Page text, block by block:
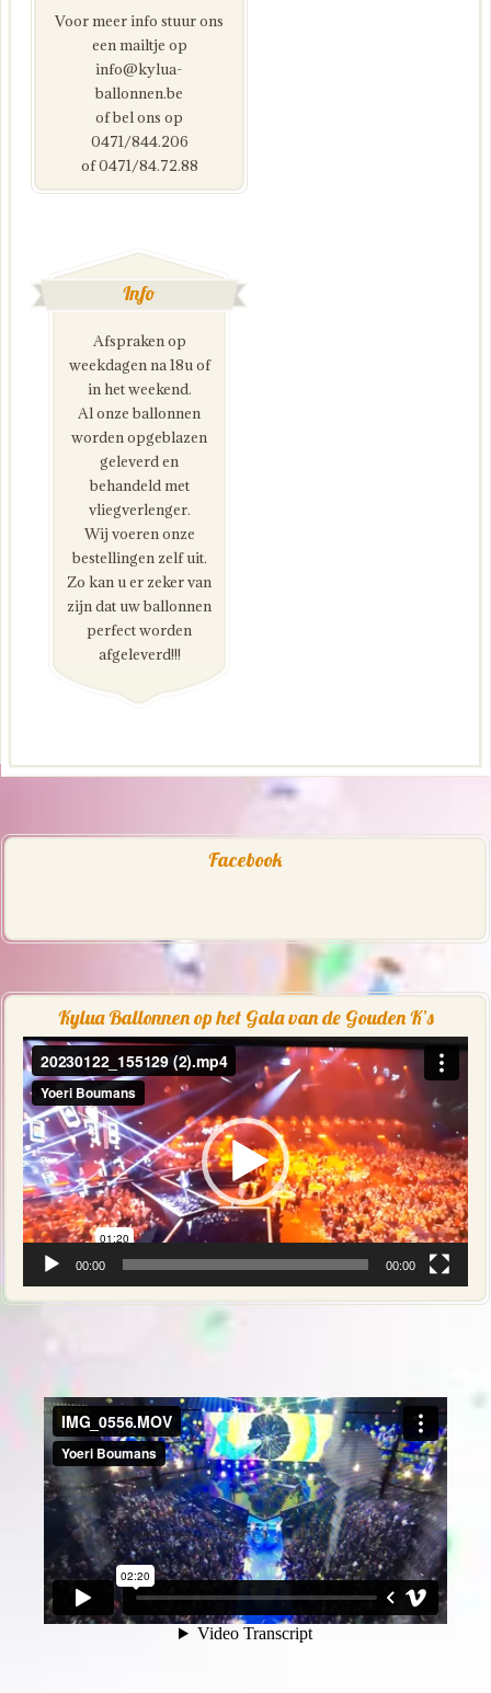
Voor meer info stuur ons
een mailtje op
info@kylua-
ballonnen.be
of bel ons op
0471/844.206
of 0471/84.72.88
Info
Afspraken op
weekdagen na 18u of
in het weekend.
Al onze ballonnen
worden opgeblazen
geleverd en
behandeld met
vliegverlenger.
Wij voeren onze
bestellingen zelf uit.
Zo kan u er zeker van
zijn dat uw ballonnen
perfect worden
afgeleverd!!!
Facebook
Kylua Ballonnen op het Gala van de Gouden K’s
Videospeler
00:00 00:00